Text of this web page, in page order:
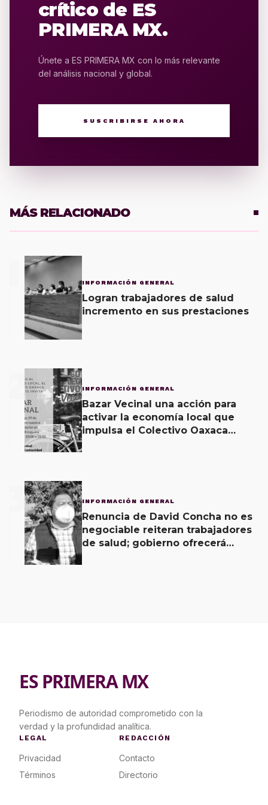
crítico de ES
PRIMERA MX.
Únete a ES PRIMERA MX con lo más relevante
del análisis nacional y global.
SUSCRIBIRSE AHORA
MÁS RELACIONADO
INFORMACIÓN GENERAL
Logran trabajadores de salud
incremento en sus prestaciones
2 INFORMACIÓN GENERAL
Bazar Vecinal una acción para
activar la economía local que
impulsa el Colectivo Oaxaca
3 INFORMACIÓN GENERAL
Renuncia de David Concha no es
negociable reiteran trabajadores
de salud; gobierno ofrecerá
ES PRIMERA MX
Periodismo de autoridad comprometido con la
verdad y la profundidad analítica.
LEGAL
Privacidad
Términos
REDACCIÓN
Contacto
Directorio